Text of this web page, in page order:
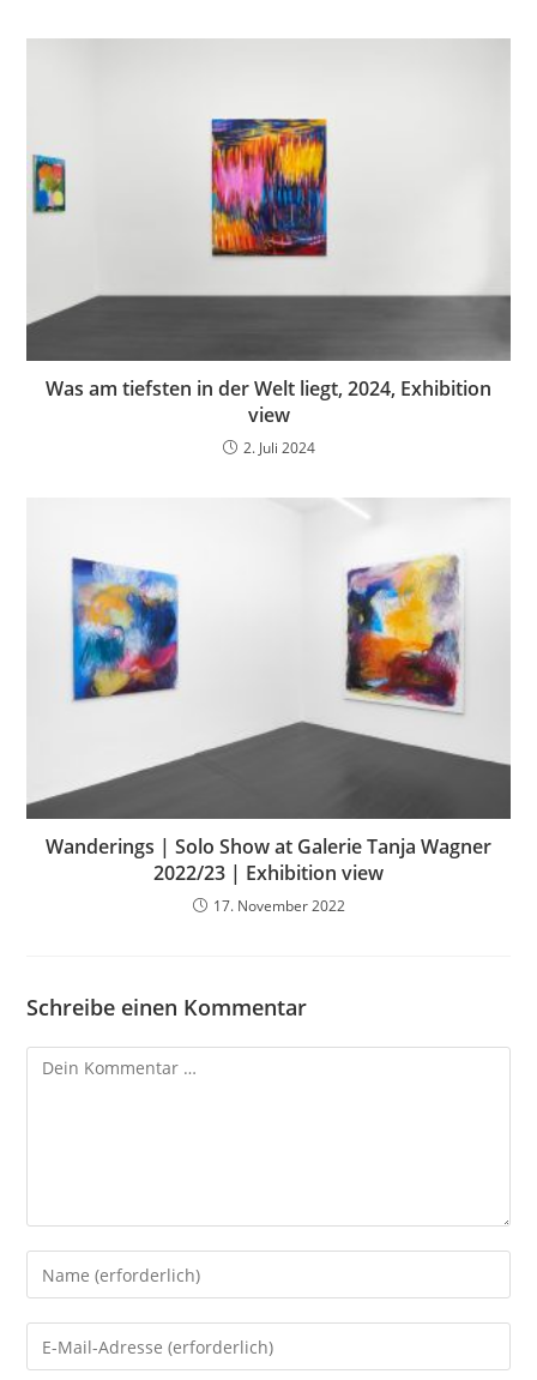
Was am tiefsten in der Welt liegt, 2024, Exhibition
view
2. Juli 2024
Wanderings | Solo Show at Galerie Tanja Wagner
2022/23 | Exhibition view
17. November 2022
Schreibe einen Kommentar